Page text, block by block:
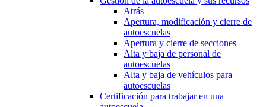
Atrás
Apertura, modificación y cierre de
autoescuelas
Apertura y cierre de secciones
Alta y baja de personal de
autoescuelas
Alta y baja de vehículos para
autoescuelas
Certificación para trabajar en una